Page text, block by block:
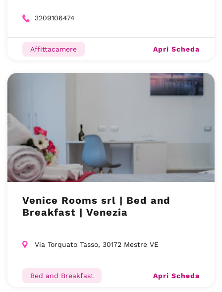
3209106474
Affittacamere Apri Scheda
Venice Rooms srl | Bed and
Breakfast | Venezia
Via Torquato Tasso, 30172 Mestre VE
Bed and Breakfast Apri Scheda